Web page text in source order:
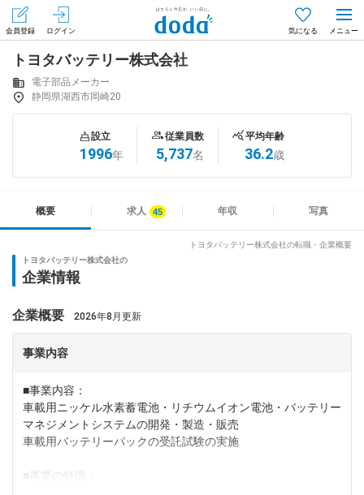
会員登録 ログイン 気になる
会員登録（無料）
はじめてdodaをご利用される方へ
求人を紹介してもらう
知りたい・聞きたい
専門サイト
dodaチャットサポート
対応時間：10:00～22:00(日曜・年末年始を除く)
自動案内は24時間365日対応
転職の「モヤモヤ」、一人で悩まず
気軽に相談してみませんか？
dodaの使い方は？
トヨタバッテリー株式会社
電子部品メーカー
静岡県湖西市岡崎20
設立
1996年
従業員数
5,737名
平均年齢
36.2歳
概要 求人 年収 写真
トヨタバッテリー株式会社の転職・企業概要
トヨタバッテリー株式会社の
企業情報
企業概要 2026年8月更新
事業内容
■事業内容：
車載用ニッケル水素蓄電池・リチウムイオン電池・バッテリー
マネジメントシステムの開発・製造・販売
車載用バッテリーパックの受託試験の実施
■事業の特徴：